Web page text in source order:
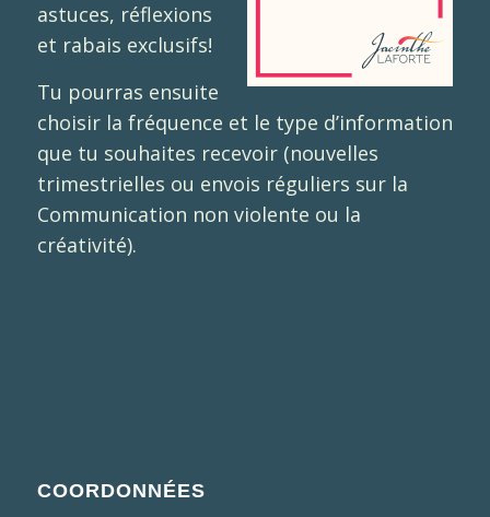
astuces, réflexions
et rabais exclusifs!
Tu pourras ensuite
choisir la fréquence et le type d’information
que tu souhaites recevoir (nouvelles
trimestrielles ou envois réguliers sur la
Communication non violente ou la
créativité).
COORDONNÉES